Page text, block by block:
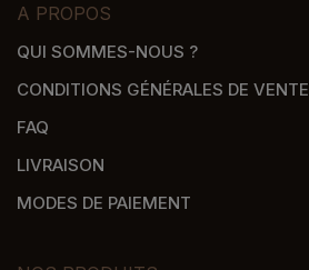
A PROPOS
QUI SOMMES-NOUS ?
CONDITIONS GÉNÉRALES DE VENTE
FAQ
LIVRAISON
MODES DE PAIEMENT